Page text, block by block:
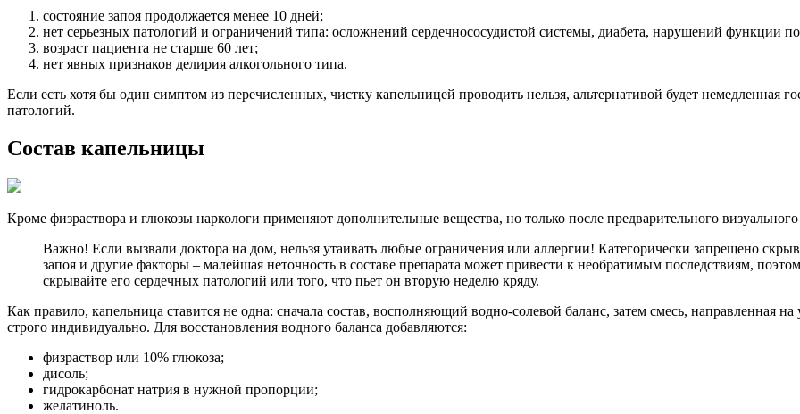
состояние запоя продолжается менее 10 дней;
нет серьезных патологий и ограничений типа: осложнений сердечнососудистой системы, диабета, нарушений функции
возраст пациента не старше 60 лет;
нет явных признаков делирия алкогольного типа.
Если есть хотя бы один симптом из перечисленных, чистку капельницей проводить нельзя, альтернативой будет немедленная
патологий.
Состав капельницы
Кроме физраствора и глюкозы наркологи применяют дополнительные вещества, но только после предварительного
Важно! Если вызвали доктора на дом, нельзя утаивать любые ограничения или аллергии! Категорически запрещено
запоя и другие факторы – малейшая неточность в составе препарата может привести к необратимым последствиям,
скрывайте его сердечных патологий или того, что пьет он вторую неделю кряду.
Как правило, капельница ставится не одна: сначала состав, восполняющий водно-солевой баланс, затем смесь, направленная
строго индивидуально. Для восстановления водного баланса добавляются:
физраствор или 10% глюкоза;
дисоль;
гидрокарбонат натрия в нужной пропорции;
желатиноль.